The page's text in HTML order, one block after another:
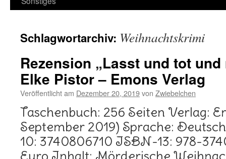
Schlagwortarchiv: Weihnachtskrimi
Rezension „Lasst und tot
Elke Pistor – Emons Verlag
Veröffentlicht am Dezember 20, 2019von Zwiebelchen
Taschenbuch: 256 Seiten Verlag:
September 2019) Sprache:
10: 3740806710 ISBN-13: 978-